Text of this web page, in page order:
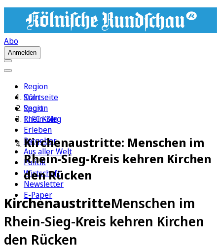
Abo
Anmelden
Region
Köln
Sport
1. FC Köln
Erleben
Ratgeber
Aus aller Welt
Politik
Wirtschaft
Newsletter
E-Paper
Startseite
Region
Rhein-Sieg
Kirchenaustritte: Menschen im
Rhein-Sieg-Kreis kehren Kirchen
den Rücken
KirchenaustritteMenschen im
Rhein-Sieg-Kreis kehren Kirchen
den Rücken